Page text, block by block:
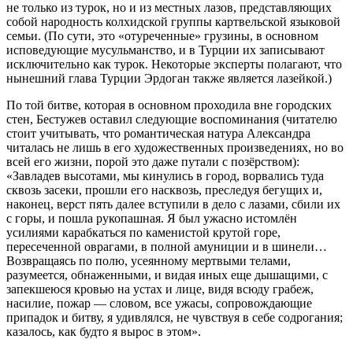
не только из турок, но и из местных лазов, представляющих
собой народность колхидской группы картвельской языковой
семьи. (По сути, это «отуреченные» грузины, в основном
исповедующие мусульманство, и в Турции их записывают
исключительно как турок. Некоторые эксперты полагают, что
нынешний глава Турции Эрдоган также является лазейкой.)
По той битве, которая в основном проходила вне городских
стен, Бестужев оставил следующие воспоминания (читателю
стоит учитывать, что романтическая натура Александра
читалась не лишь в его художественных произведениях, но во
всей его жизни, порой это даже путали с позёрством):
«Завладев высотами, мы кинулись в город, ворвались туда
сквозь засеки, прошли его насквозь, преследуя бегущих и,
наконец, верст пять далее вступили в дело с лазами, сбили их
с горы, и пошла рукопашная. Я был ужасно истомлён
усилиями карабкаться по каменистой крутой горе,
пересеченной оврагами, в полной амуниции и в шинели…
Возвращаясь по полю, усеянному мертвыми телами,
разумеется, обнаженными, и видая иных еще дышащими, с
запекшеюся кровью на устах и лице, видя всюду грабеж,
насилие, пожар — словом, все ужасы, сопровождающие
припадок и битву, я удивлялся, не чувствуя в себе содрогания;
казалось, как будто я вырос в этом».